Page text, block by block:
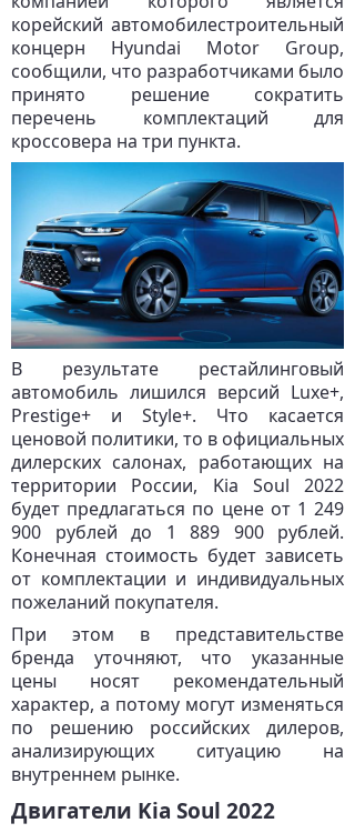
корейский автомобилестроительный
концерн Hyundai Motor Group,
сообщили, что разработчиками было
принято решение сократить
перечень комплектаций для
кроссовера на три пункта.
В результате рестайлинговый
автомобиль лишился версий Luxe+,
Prestige+ и Style+. Что касается
ценовой политики, то в официальных
дилерских салонах, работающих на
территории России, Kia Soul 2022
будет предлагаться по цене от 1 249
900 рублей до 1 889 900 рублей.
Конечная стоимость будет зависеть
от комплектации и индивидуальных
пожеланий покупателя.
При этом в представительстве
бренда уточняют, что указанные
цены носят рекомендательный
характер, а потому могут изменяться
по решению российских дилеров,
анализирующих ситуацию на
внутреннем рынке.
Двигатели Kia Soul 2022